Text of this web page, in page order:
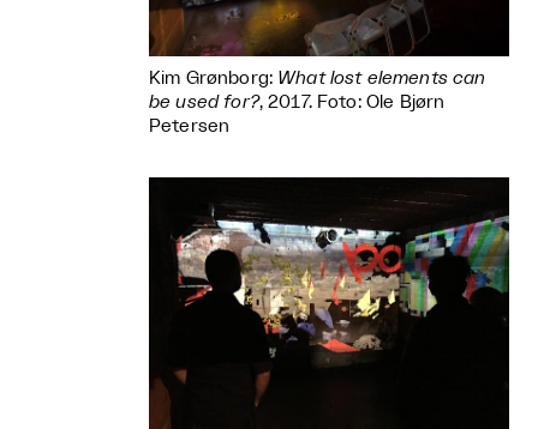
Kim Grønborg: What lost elements can
be used for?, 2017. Foto: Ole Bjørn
Petersen